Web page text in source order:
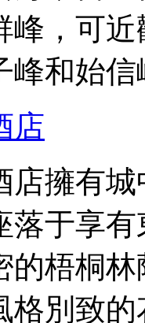
峰，可
峰和始信
店
店擁有
落于享
的梧桐
格別致的